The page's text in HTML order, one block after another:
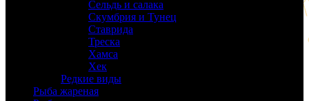
Сельдь и салака
Скумбрия и Тунец
Ставрида
Треска
Хамса
Хек
Редкие виды
Рыба жареная